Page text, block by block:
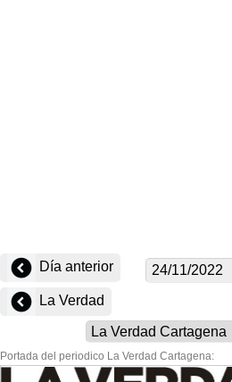
Día anterior
La Verdad
Portada del periodico La Verdad Cartagena: